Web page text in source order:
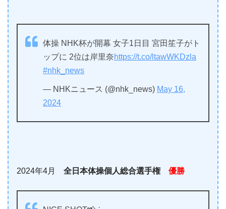
体操 NHK杯が開幕 女子1日目 宮田笙子がト
ップに 2位は岸里奈https://t.co/ltawWKDzla
#nhk_news
— NHKニュース (@nhk_news) May 16,
2024
2024年4月 全日本体操個人総合選手権優勝